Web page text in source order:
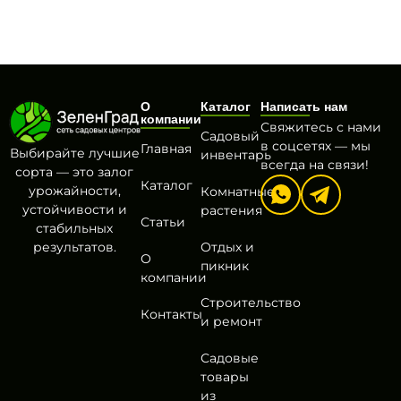
Выбирайте лучшие
сорта — это залог
урожайности,
устойчивости и
стабильных
результатов.
О
компании
Главная
Каталог
Статьи
О
компании
Контакты
Каталог
Садовый
инвентарь
Комнатные
растения
Отдых и
пикник
Строительство
и ремонт
Садовые
товары
из
Написать нам
Свяжитесь с нами
в соцсетях — мы
всегда на связи!